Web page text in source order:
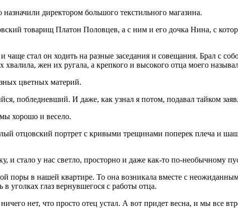
директором большого текстильного магазина.
товарищ Платон Половцев, а с ним и его дочка Нина, с
стал он ходить на разные заседания и совещания. Брал с
жен их ругала, а крепкого и высокого отца моего
цветных материй.
побледневший. И даже, как узнал я потом, подавал тайком
хорошо и весело.
отцовский портрет с кривыми трещинами поперек плеча и
и стало у нас светло, просторно и даже как-то по-необычному
поры в нашей квартире. То она возникала вместе с
в уголках глаз вернувшегося с работы отца.
нет, что просто отец устал. А вот придет весна, и мы все